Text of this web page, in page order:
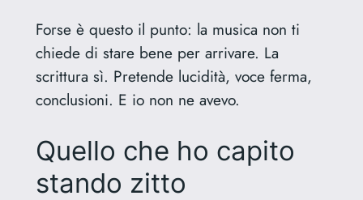
Forse è questo il punto: la musica non ti
chiede di stare bene per arrivare. La
scrittura sì. Pretende lucidità, voce ferma,
conclusioni. E io non ne avevo.
Quello che ho capito
stando zitto